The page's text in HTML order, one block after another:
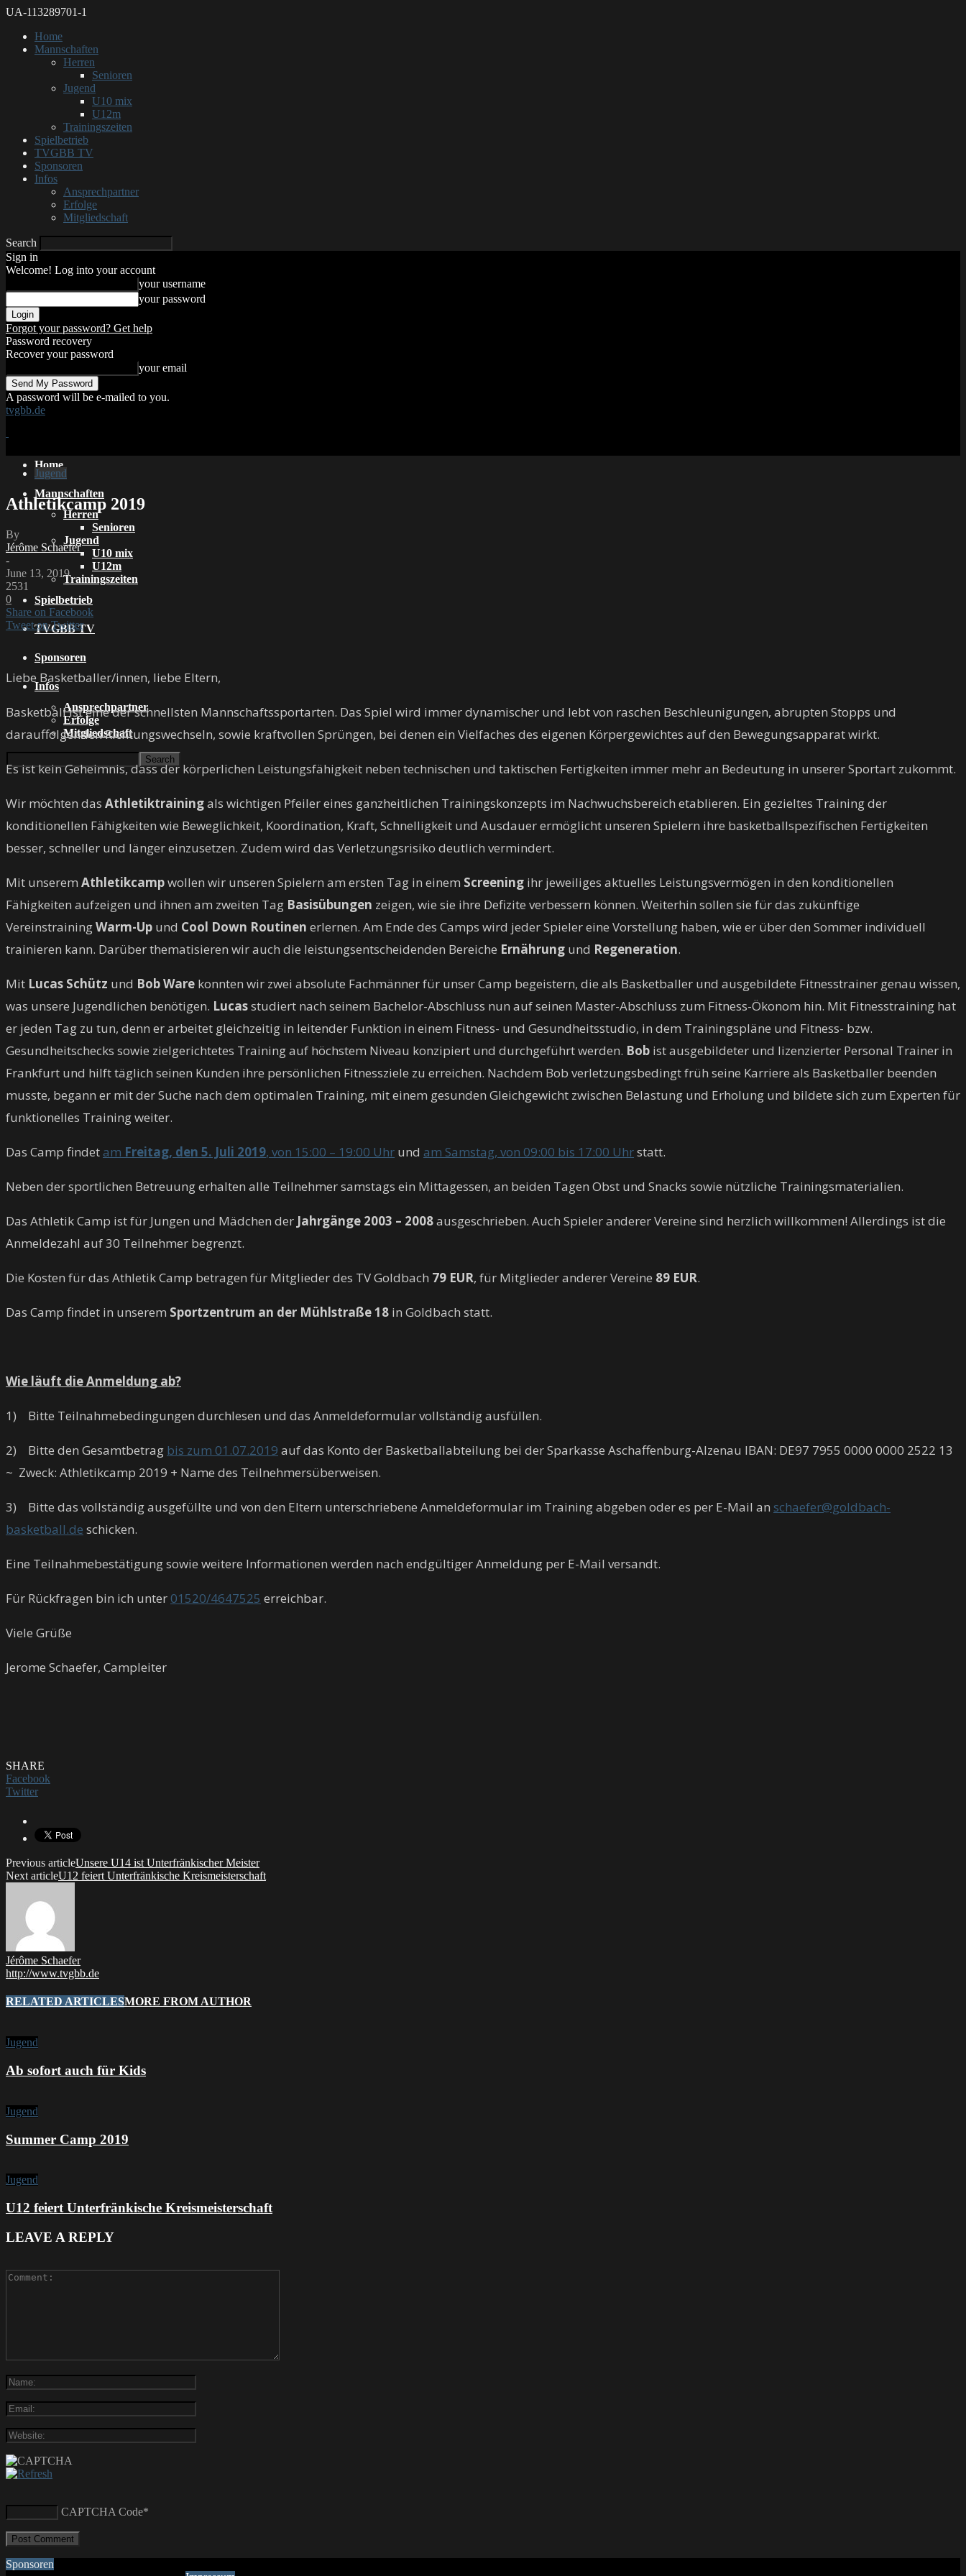
UA-113289701-1
Home
Mannschaften
Herren
Senioren
Jugend
U10 mix
U12m
Trainingszeiten
Spielbetrieb
TVGBB TV
Sponsoren
Infos
Ansprechpartner
Erfolge
Mitgliedschaft
Search
Sign in
Welcome! Log into your account
your username
your password
Forgot your password? Get help
Password recovery
Recover your password
your email
A password will be e-mailed to you.
tvgbb.de
Home
Mannschaften
Herren
Senioren
Jugend
U10 mix
U12m
Trainingszeiten
Spielbetrieb
TVGBB TV
Sponsoren
Infos
Ansprechpartner
Erfolge
Mitgliedschaft
Jugend
Athletikcamp 2019
By
Jérôme Schaefer
-
June 13, 2019
2531
0
Share on Facebook
Tweet on Twitter
Liebe Basketballer/innen, liebe Eltern,
Basketball ist eine der schnellsten Mannschaftssportarten. Das Spiel wird immer dynamischer und lebt von raschen Beschleunigungen, abrupten Stopps und
darauffolgenden Richtungswechseln, sowie kraftvollen Sprüngen, bei denen ein Vielfaches des eigenen Körpergewichtes auf den Bewegungsapparat wirkt.
Es ist kein Geheimnis, dass der körperlichen Leistungsfähigkeit neben technischen und taktischen Fertigkeiten immer mehr an Bedeutung in unserer Sportart zukommt.
Wir möchten das Athletiktrainingals wichtigen Pfeiler eines ganzheitlichen Trainingskonzepts im Nachwuchsbereich etablieren. Ein gezieltes Training der
konditionellen Fähigkeiten wie Beweglichkeit, Koordination, Kraft, Schnelligkeit und Ausdauer ermöglicht unseren Spielern ihre basketballspezifischen Fertigkeiten
besser, schneller und länger einzusetzen. Zudem wird das Verletzungsrisiko deutlich vermindert.
Mit unserem Athletikcampwollen wir unseren Spielern am ersten Tag in einem Screening ihr jeweiliges aktuelles Leistungsvermögen in den konditionellen
Fähigkeiten aufzeigen und ihnen am zweiten Tag Basisübungen zeigen, wie sie ihre Defizite verbessern können. Weiterhin sollen sie für das zukünftige
VereinstrainingWarm-Up und Cool Down Routinen erlernen. Am Ende des Camps wird jeder Spieler eine Vorstellung haben, wie er über den Sommer individuell
trainieren kann. Darüber thematisieren wir auch die leistungsentscheidenden Bereiche Ernährung und Regeneration.
Mit Lucas Schütz und Bob Ware konnten wir zwei absolute Fachmänner für unser Camp begeistern, die als Basketballer und ausgebildete Fitnesstrainer genau wissen,
was unsere Jugendlichen benötigen. Lucasstudiert nach seinem Bachelor-Abschluss nun auf seinen Master-Abschluss zum Fitness-Ökonom hin. Mit Fitnesstraining hat
er jeden Tag zu tun, denn er arbeitet gleichzeitig in leitender Funktion in einem Fitness- und Gesundheitsstudio, in dem Trainingspläne und Fitness- bzw.
Gesundheitschecks sowie zielgerichtetes Training auf höchstem Niveau konzipiert und durchgeführt werden. Bob ist ausgebildeter und lizenzierter Personal Trainer in
Frankfurt und hilft täglich seinen Kunden ihre persönlichen Fitnessziele zu erreichen. Nachdem Bob verletzungsbedingt früh seine Karriere als Basketballer beenden
musste, begann er mit der Suche nach dem optimalen Training, mit einem gesunden Gleichgewicht zwischen Belastung und Erholung und bildete sich zum Experten für
funktionelles Training weiter.
Das Camp findetam Freitag, den 5. Juli 2019, von 15:00 – 19:00 Uhr und am Samstag, von 09:00 bis 17:00 Uhrstatt.
Neben der sportlichen Betreuung erhalten alle Teilnehmer samstags ein Mittagessen, an beiden Tagen Obst und Snacks sowie nützliche Trainingsmaterialien.
Das Athletik Camp ist für Jungen und Mädchen der Jahrgänge 2003 – 2008ausgeschrieben. Auch Spieler anderer Vereine sind herzlich willkommen! Allerdings ist die
Anmeldezahl auf 30 Teilnehmer begrenzt.
Die Kosten für das Athletik Camp betragen für Mitglieder des TV Goldbach 79 EUR, für Mitglieder anderer Vereine 89 EUR.
Das Camp findet in unserem Sportzentrum an der Mühlstraße 18 in Goldbach statt.
Wie läuft die Anmeldung ab?
1) Bitte Teilnahmebedingungen durchlesen und das Anmeldeformular vollständig ausfüllen.
2) Bitte den Gesamtbetrag bis zum 01.07.2019 auf das Konto der Basketballabteilung bei der Sparkasse Aschaffenburg-Alzenau IBAN: DE97 7955 0000 0000 2522 13
~ Zweck: Athletikcamp 2019 + Name des Teilnehmersüberweisen.
3) Bitte das vollständig ausgefüllte und von den Eltern unterschriebene Anmeldeformular im Training abgeben oder es per E-Mail an schaefer@goldbach-
basketball.de schicken.
Eine Teilnahmebestätigung sowie weitere Informationen werden nach endgültiger Anmeldung per E-Mail versandt.
Für Rückfragen bin ich unter01520/4647525 erreichbar.
Viele Grüße
Jerome Schaefer, Campleiter
SHARE
Facebook
Twitter
Previous articleUnsere U14 ist Unterfränkischer Meister
Next articleU12 feiert Unterfränkische Kreismeisterschaft
Jérôme Schaefer
http://www.tvgbb.de
RELATED ARTICLESMORE FROM AUTHOR
Jugend
Ab sofort auch für Kids
Jugend
Summer Camp 2019
Jugend
U12 feiert Unterfränkische Kreismeisterschaft
LEAVE A REPLY
CAPTCHA Code*
Sponsoren